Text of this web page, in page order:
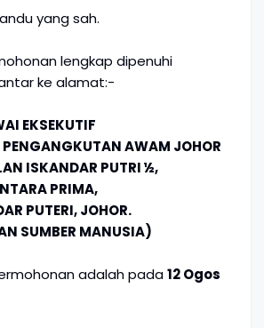
yang sah.
lengkap dipenuhi
ke alamat:-
EKSEKUTIF
PENGANGKUTAN AWAM JOHOR
ISKANDAR PUTRI ½,
PRIMA,
PUTERI, JOHOR.
SUMBER MANUSIA)
adalah pada12 Ogos